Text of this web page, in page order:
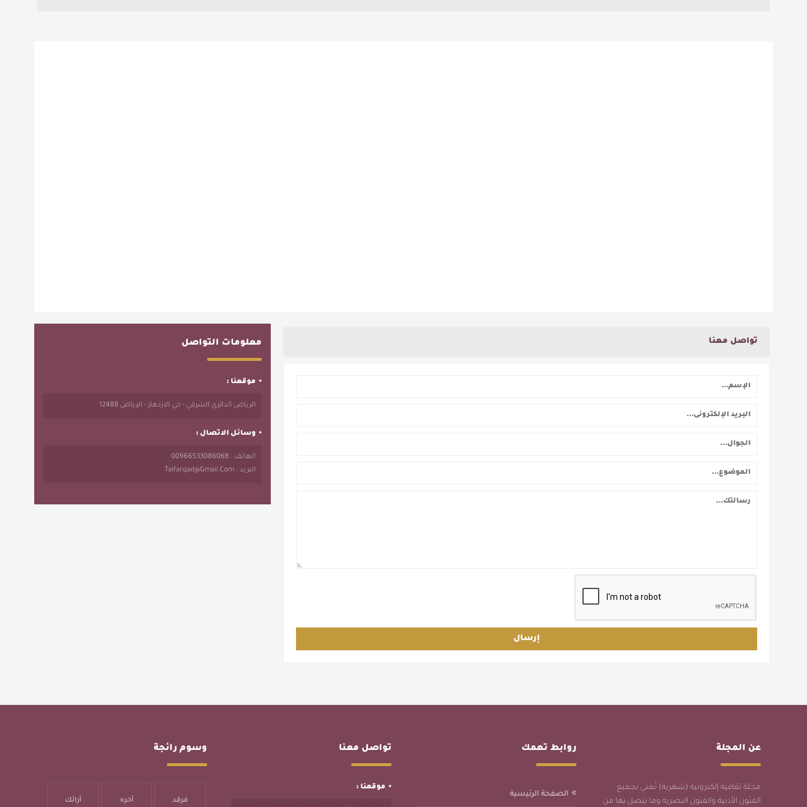
معلومات التواصل
موقعنا :
الرياض الدائري الشرقي - حي الازدهار - الرياض 12488
وسائل الاتصال :
الهاتف : 00966533086068
البريد : Taifarqad@gmail.com
تواصل معنا
إرسال
عن المجلة
مجلة ثقافية إلكترونية (شهرية) تُعنى بجميع
الفنون الأدبية والفنون البصرية وما يتصل بها من
روابط تهمك
الصفحة الرئيسية
تواصل معنا
موقعنا :
وسوم رائجة
فرقد آخره آرائك